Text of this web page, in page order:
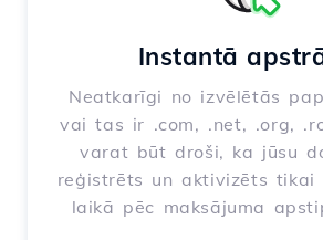
Instantā
Neatkarīgi no izvēlētās
vai tas ir .com, .net, .org,
varat būt droši, ka jūsu
reģistrēts un aktivizēts tikai
laikā pēc maksājuma